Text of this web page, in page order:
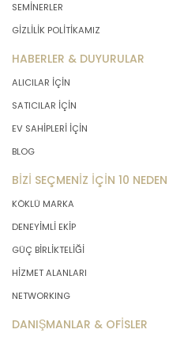
SEMİNERLER
GİZLİLİK POLİTİKAMIZ
HABERLER & DUYURULAR
ALICILAR İÇİN
SATICILAR İÇİN
EV SAHİPLERİ İÇİN
BLOG
BİZİ SEÇMENİZ İÇİN 10 NEDEN
KÖKLÜ MARKA
DENEYİMLİ EKİP
GÜÇ BİRLİKTELİĞİ
HİZMET ALANLARI
NETWORKING
DANIŞMANLAR & OFİSLER